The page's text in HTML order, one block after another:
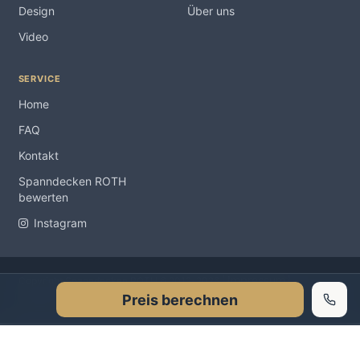
Design
Video
Über uns
SERVICE
Home
FAQ
Kontakt
Spanndecken ROTH
bewerten
Instagram
Copyright Spanndecken ROTH ® 2012-2026 |Impressum|
DatenschutzerklärungPreis berechnen